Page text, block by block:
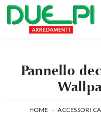
Pannello
HOME - ACCESSORI